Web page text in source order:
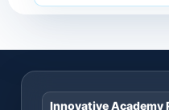
Innovative Academy